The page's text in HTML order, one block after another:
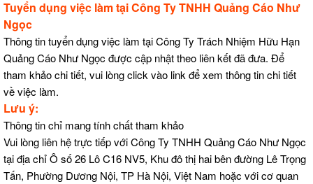
Tuyển dụng việc làm tại Công Ty TNHH Quảng Cáo Như
Ngọc
Thông tin tuyển dụng việc làm tại Công Ty Trách Nhiệm Hữu Hạn
Quảng Cáo Như Ngọc được cập nhật theo liên kết đã đưa. Để
tham khảo chi tiết, vui lòng click vào link để xem thông tin chi tiết
về việc làm.
Lưu ý:
Thông tin chỉ mang tính chất tham khảo
Vui lòng liên hệ trực tiếp với Công Ty TNHH Quảng Cáo Như Ngọc
tại địa chỉ Ô số 26 Lô C16 NV5, Khu đô thị hai bên đường Lê Trọng
Tấn, Phường Dương Nội, TP Hà Nội, Việt Nam hoặc với cơ quan